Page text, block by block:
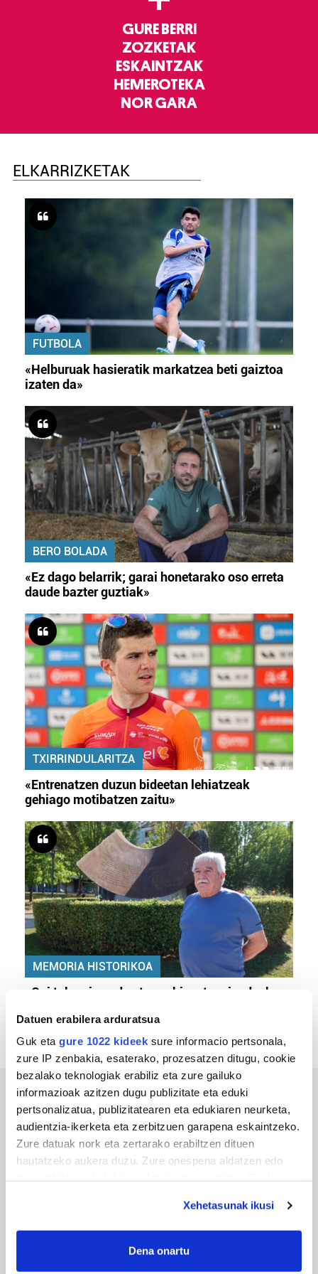
Datuen erabilera arduratsua
Guk eta gure 1022 kideek sure informacio pertsonala,
zure IP zenbakia, esaterako, prozesatzen ditugu, cookie
bezalako teknologiak erabiliz eta zure gailuko
informazioak azitzen dugu publizitate eta eduki
pertsonalizatua, publizitatearen eta edukiaren neurketa,
audientzia-ikerketa eta zerbitzuen garapena eskaintzeko.
Zure datuak nork eta zertarako erabiltzen dituen
hautatzeko aukera duzu. Zure onespena aldatzen edo
If you allow, we would also like to:
Collect information about your geographical
Xehetasunak ikusi
Dena onartu
GURE BERRI
ZOZKETAK
ESKAINTZAK
HEMEROTEKA
NOR GARA
ELKARRIZKETAK
FUTBOLA
«Helburuak hasieratik markatzea beti gaiztoa
izaten da»
BERO BOLADA
«Ez dago belarrik; garai honetarako oso erreta
daude bazter guztiak»
TXIRRINDULARITZA
«Entrenatzen duzun bideetan lehiatzeak
gehiago motibatzen zaitu»
MEMORIA HISTORIKOA
«Gai tabua izan da etxe gehienetan, jendeak
ERREPORTAJEAK